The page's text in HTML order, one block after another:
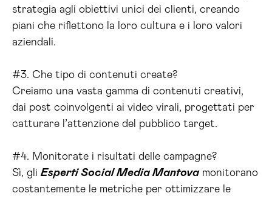
strategia agli obiettivi unici dei clienti, creando
piani che riflettono la loro cultura e i loro valori
aziendali.
#3. Che tipo di contenuti create?
Creiamo una vasta gamma di contenuti creativi,
dai post coinvolgenti ai video virali, progettati per
catturare l’attenzione del pubblico target.
#4. Monitorate i risultati delle campagne?
Sì, gli Esperti Social Media Mantovamonitorano
costantemente le metriche per ottimizzare le